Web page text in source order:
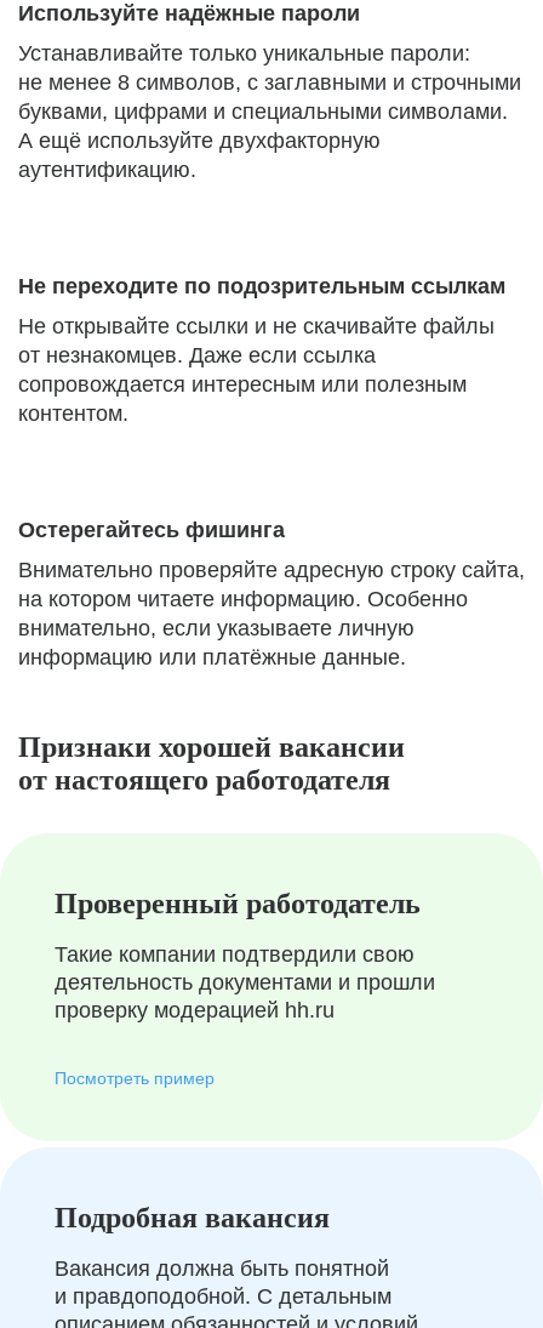
Используйте надёжные пароли
Устанавливайте только уникальные пароли:
не менее 8 символов, с заглавными и строчными
буквами, цифрами и специальными символами.
А ещё используйте двухфакторную
аутентификацию.
Не переходите по подозрительным ссылкам
Не открывайте ссылки и не скачивайте файлы
от незнакомцев. Даже если ссылка
сопровождается интересным или полезным
контентом.
Остерегайтесь фишинга
Внимательно проверяйте адресную строку сайта,
на котором читаете информацию. Особенно
внимательно, если указываете личную
информацию или платёжные данные.
Признаки хорошей вакансии
от настоящего работодателя
Проверенный работодатель
Такие компании подтвердили свою
деятельность документами и прошли
проверку модерацией hh.ru
Посмотреть пример
Подробная вакансия
Вакансия должна быть понятной
и правдоподобной. С детальным